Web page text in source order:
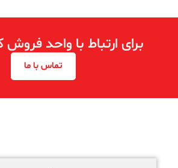
برای ارتباط با واحد
تماس با ما